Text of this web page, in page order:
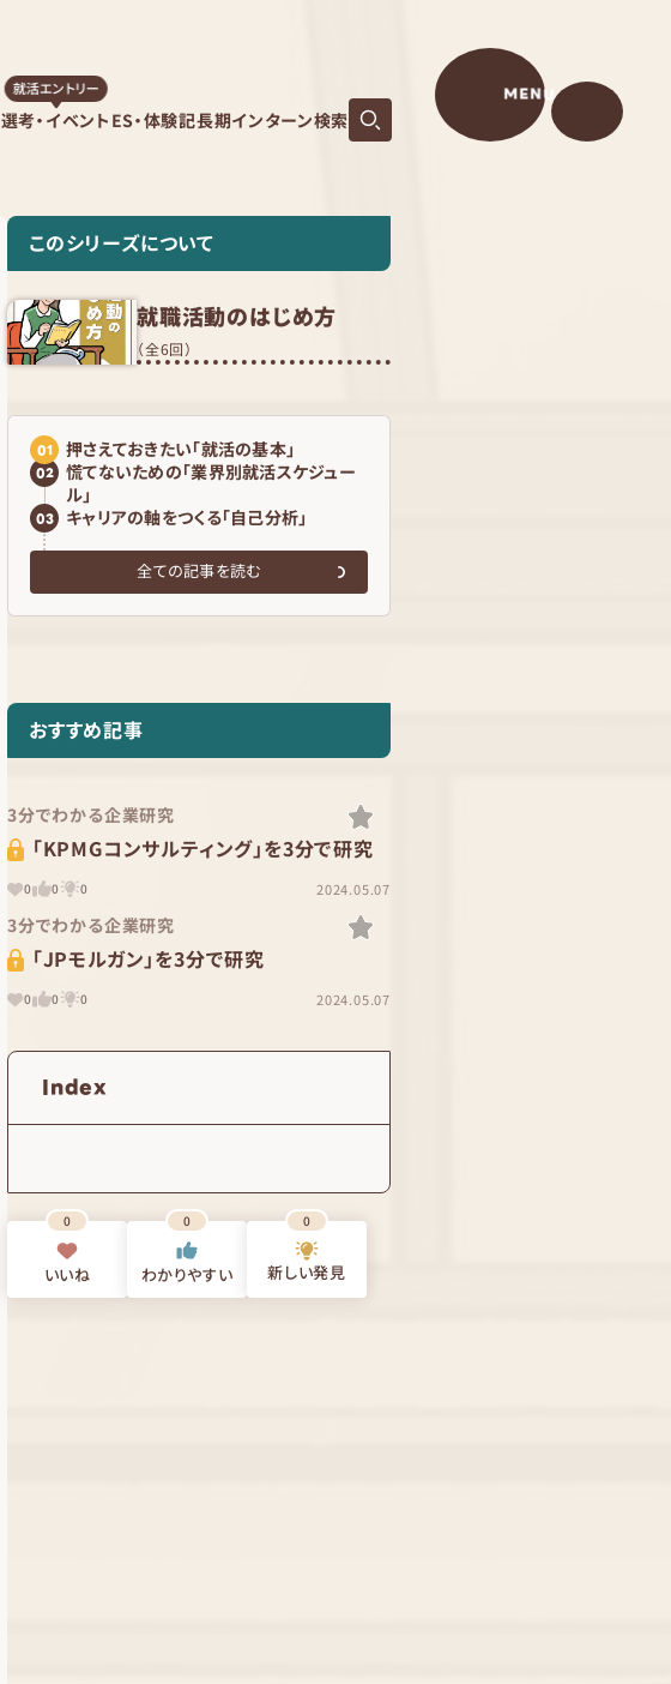
選考・イベント
就活エントリー
ES・体験記長期インターン検索
MENU
このシリーズについて
就職活動のはじめ方
（全6回）
01 押さえておきたい「就活の基本」
02
慌てないための「業界別就活スケジュー
ル」
03 キャリアの軸をつくる「自己分析」
全ての記事を読む
おすすめ記事
3分でわかる企業研究
「KPMGコンサルティング」を3分で研究
0 0 0 2024.05.07
3分でわかる企業研究
「JPモルガン」を3分で研究
0 0 0 2024.05.07
Index
0
いいね
0
わかりやすい
0
新しい発見